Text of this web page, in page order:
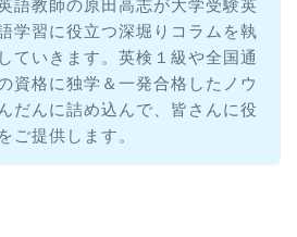
語教師の原田高志が大学受験英
学習に役立つ深堀りコラムを執
ていきます。英検１級や全国通
資格に独学＆一発合格したノウ
だんに詰め込んで、皆さんに役
ご提供します。